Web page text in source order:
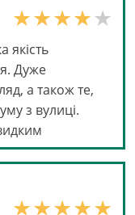
якість
Дуже
а також те,
з вулиці.